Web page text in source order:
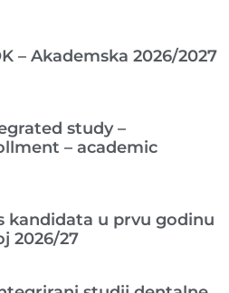
– Akademska 2026/2027
study –
– academic
kandidata u prvu godinu
2026/27